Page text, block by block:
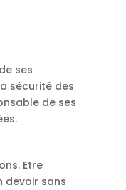
ses
sécurité des
de ses
Etre
devoir sans